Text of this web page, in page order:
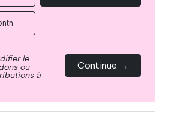
le
ou
à
Continue →